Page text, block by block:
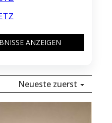
ANZEIGEN
Neueste zuerst